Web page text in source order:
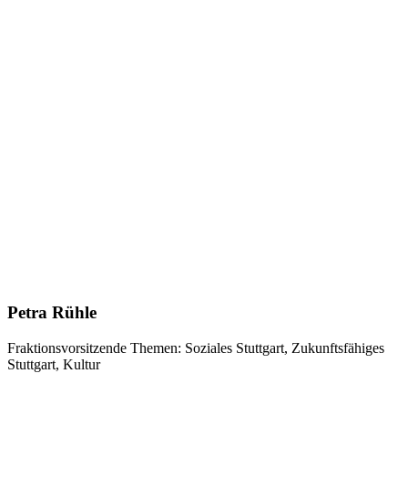
Petra Rühle
Fraktionsvorsitzende Themen: Soziales Stuttgart, Zukunftsfähiges
Stuttgart, Kultur